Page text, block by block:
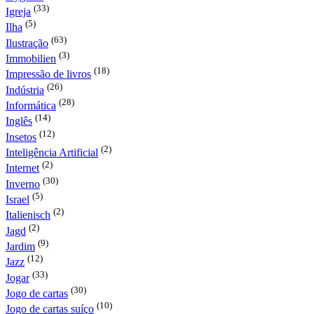
Igreja (33)
Ilha (5)
Ilustração (63)
Immobilien (3)
Impressão de livros (18)
Indústria (26)
Informática (28)
Inglês (14)
Insetos (12)
Inteligência Artificial (2)
Internet (2)
Inverno (30)
Israel (5)
Italienisch (2)
Jagd (2)
Jardim (9)
Jazz (12)
Jogar (33)
Jogo de cartas (30)
Jogo de cartas suíço (10)